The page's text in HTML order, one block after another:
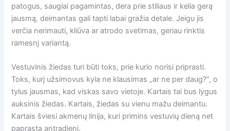
patogus, saugiai pagamintas, dera prie stiliaus ir kelia gerą
jausmą, deimantas gali tapti labai gražia detale. Jeigu jis
verčia nerimauti, kliūva ar atrodo svetimas, geriau rinktis
ramesnį variantą.
Vestuvinis žiedas turi būti toks, prie kurio norisi priprasti.
Toks, kurį užsimovus kyla ne klausimas „ar ne per daug?“, o
tylus jausmas, kad viskas savo vietoje. Kartais tai bus lygus
auksinis žiedas. Kartais, žiedas su vienu mažu deimantu.
Kartais šviesi akmenų linija, kuri primins vestuvių dieną net
paprastą antradienį.